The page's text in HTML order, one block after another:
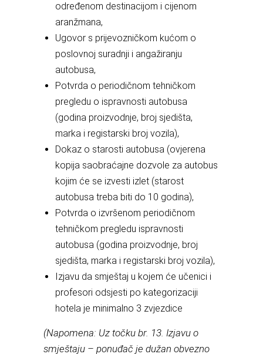
određenom destinacijom i cijenom
aranžmana,
Ugovor s prijevozničkom kućom o
poslovnoj suradnji i angažiranju
autobusa,
Potvrda o periodičnom tehničkom
pregledu o ispravnosti autobusa
(godina proizvodnje, broj sjedišta,
marka i registarski broj vozila),
Dokaz o starosti autobusa (ovjerena
kopija saobraćajne dozvole za autobus
kojim će se izvesti izlet (starost
autobusa treba biti do 10 godina),
Potvrda o izvršenom periodičnom
tehničkom pregledu ispravnosti
autobusa (godina proizvodnje, broj
sjedišta, marka i registarski broj vozila),
Izjavu da smještaj u kojem će učenici i
profesori odsjesti po kategorizaciji
hotela je minimalno 3 zvjezdice
(Napomena: Uz točku br. 13. Izjavu o
smještaju – ponuđač je dužan obvezno